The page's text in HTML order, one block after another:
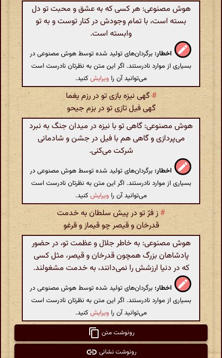
هوش مصنوعی: هر کسی که به عشق و محبت تو دل
بسته است، با تمام وجودش در کنار توست و به تو
وابسته است.
اخطار: برگردان‌های تولید شده توسط هوش مصنوعی در
بسیاری از موارد نادرستند. اگر این متن به نظرتان نادرست است
می‌توانید آن را ویرایشکنید.
#گهی نیزه بازی تو در رزم یغما
گهی فیل تازی تو در بزم جیحو
هوش مصنوعی: گاهی تو با نیزه در میدان جنگ به نبرد
می‌پردازی و گاهی هم با فیل در جشن و شادمانی
شرکت می‌کنی.
اخطار: برگردان‌های تولید شده توسط هوش مصنوعی در
بسیاری از موارد نادرستند. اگر این متن به نظرتان نادرست است
می‌توانید آن را ویرایشکنید.
#ز فرّ تو در پیش سلطان به خدمت
قدرخان و قیصر چو قیماز و قرغو
هوش مصنوعی: به خاطر جلال و عظمت تو، در حضور
پادشاهان بزرگ همچون قدرخان و قیصر، مثل کسی
که در دنیا ارزشش را نمی‌دانند، به خدمت مشغولند.
اخطار: برگردان‌های تولید شده توسط هوش مصنوعی در
بسیاری از موارد نادرستند. اگر این متن به نظرتان نادرست است
می‌توانید آن را ویرایشکنید.
رونوشت متن
رونوشت نشانی